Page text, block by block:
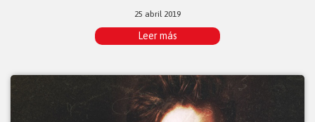
25 abril 2019
Leer más